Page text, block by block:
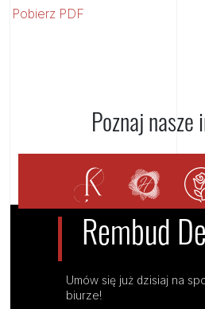
Pobierz PDF
Poznaj nasze
Rembud
Umów się już dzisiaj na
biurze!